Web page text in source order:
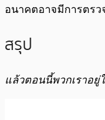
อนาคตอาจมีการตร
สรุป
แล้วตอนนี้พวกเราอยู่